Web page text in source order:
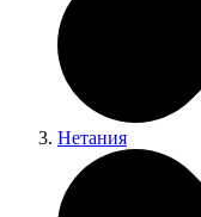
Нетания